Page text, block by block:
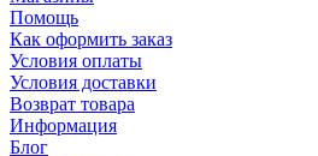
Помощь
Как оформить заказ
Условия оплаты
Условия доставки
Возврат товара
Информация
Блог